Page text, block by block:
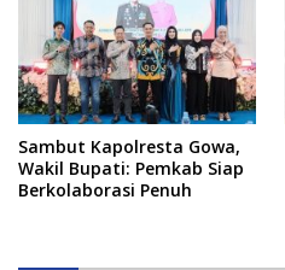
Sambut Kapolresta Gowa,
Wakil Bupati: Pemkab Siap
Berkolaborasi Penuh